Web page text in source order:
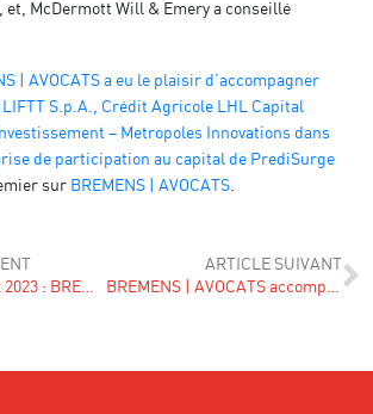
et, McDermott Will & Emery a conseillé
| AVOCATS a eu le plaisir d’accompagner
S.p.A., Crédit Agricole LHL Capital
– Metropoles Innovations dans
de participation au capital de PrediSurge
sur BREMENS | AVOCATS.
Palmarès du droit 2023 : BREMENS | AVOCATS cabinet de l’année
ARTICLE SUIVANT
BREMENS | AVOCATS accompagne INCO, club d’investisseurs diversifié